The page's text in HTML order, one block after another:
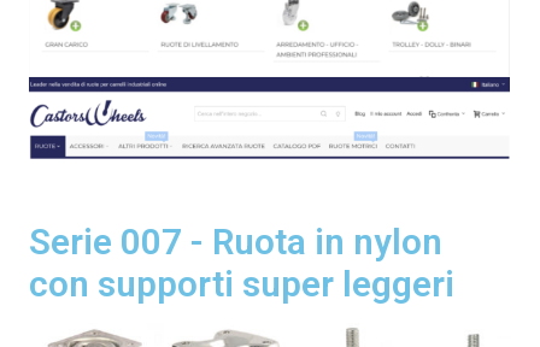
Serie 007 - Ruota in nylon
con supporti super leggeri